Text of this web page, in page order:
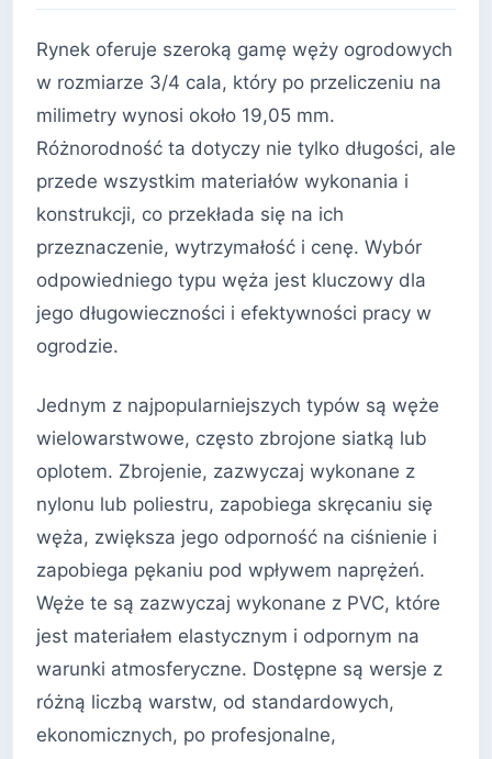
Rynek oferuje szeroką gamę węży ogrodowych
w rozmiarze 3/4 cala, który po przeliczeniu na
milimetry wynosi około 19,05 mm.
Różnorodność ta dotyczy nie tylko długości, ale
przede wszystkim materiałów wykonania i
konstrukcji, co przekłada się na ich
przeznaczenie, wytrzymałość i cenę. Wybór
odpowiedniego typu węża jest kluczowy dla
jego długowieczności i efektywności pracy w
ogrodzie.
Jednym z najpopularniejszych typów są węże
wielowarstwowe, często zbrojone siatką lub
oplotem. Zbrojenie, zazwyczaj wykonane z
nylonu lub poliestru, zapobiega skręcaniu się
węża, zwiększa jego odporność na ciśnienie i
zapobiega pękaniu pod wpływem naprężeń.
Węże te są zazwyczaj wykonane z PVC, które
jest materiałem elastycznym i odpornym na
warunki atmosferyczne. Dostępne są wersje z
różną liczbą warstw, od standardowych,
ekonomicznych, po profesjonalne,